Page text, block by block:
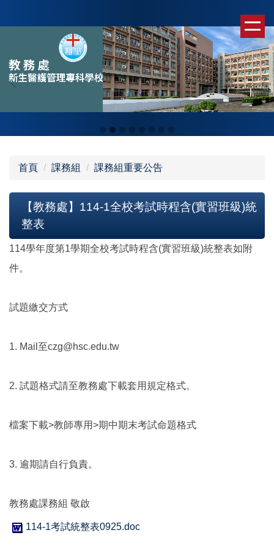
到
內
容
首頁 課務組 課務組重要公告
【教務處】114-1全校考試時程含(實習班級)統
整表
114學年度第1學期全校考試時程含(實習班級)統整表如附
件。
試題繳交方式
1. Mail至czg@hsc.edu.tw
2. 試題格式請至教務處下載套用規定格式。
檔案下載>教師專用>期中期末考試命題格式
3. 逾期請自行負責。
教務處課務組 敬啟
114-1考試統整表0925.doc